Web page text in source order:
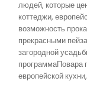
людей, которые
коттеджи,
возможность
прекрасными
загородной
программаПовара
европейской